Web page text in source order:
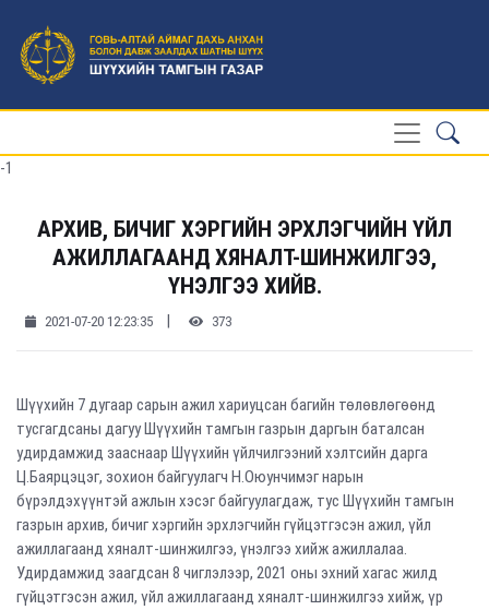
-1
АРХИВ, БИЧИГ ХЭРГИЙН ЭРХЛЭГЧИЙН ҮЙЛ
АЖИЛЛАГААНД ХЯНАЛТ-ШИНЖИЛГЭЭ,
ҮНЭЛГЭЭ ХИЙВ.
2021-07-20 12:23:35 | 373
Шүүхийн 7 дугаар сарын ажил хариуцсан багийн төлөвлөгөөнд
тусгагдсаны дагуу Шүүхийн тамгын газрын даргын баталсан
удирдамжид зааснаар Шүүхийн үйлчилгээний хэлтсийн дарга
Ц.Баярцэцэг, зохион байгуулагч Н.Оюунчимэг нарын
бүрэлдэхүүнтэй ажлын хэсэг байгуулагдаж, тус Шүүхийн тамгын
газрын архив, бичиг хэргийн эрхлэгчийн гүйцэтгэсэн ажил, үйл
ажиллагаанд хяналт-шинжилгээ, үнэлгээ хийж ажиллалаа.
Удирдамжид заагдсан 8 чиглэлээр, 2021 оны эхний хагас жилд
гүйцэтгэсэн ажил, үйл ажиллагаанд хяналт-шинжилгээ хийж, үр